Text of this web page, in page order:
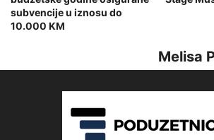
subvencije u iznosu do
10.000 KM
Melisa